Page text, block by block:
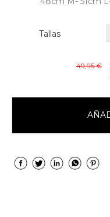
Tallas
49,95 €